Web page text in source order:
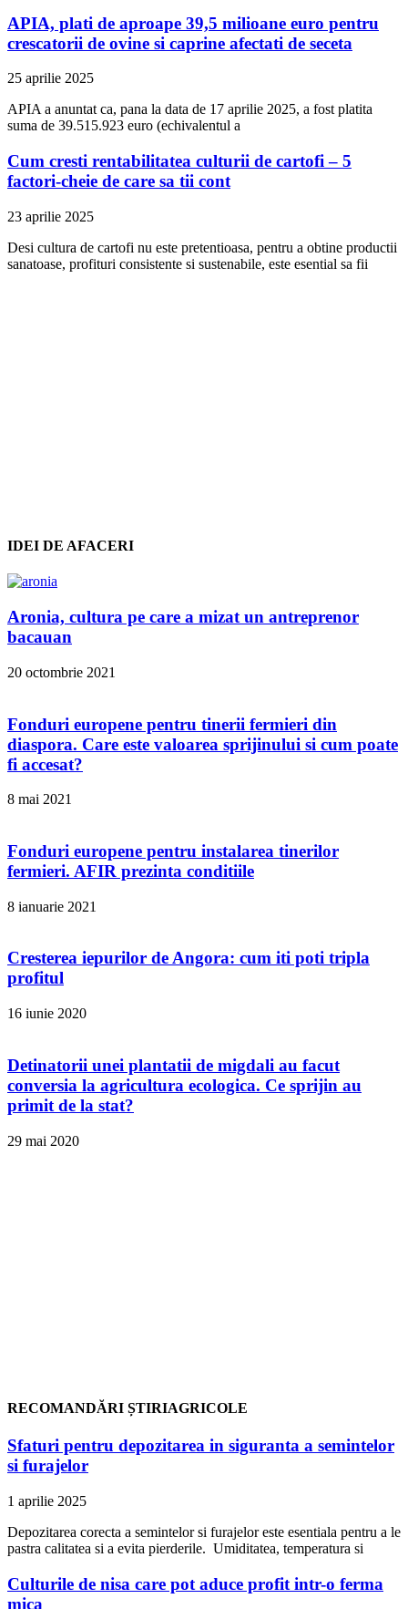
APIA, plati de aproape 39,5 milioane euro pentru
crescatorii de ovine si caprine afectati de seceta
25 aprilie 2025
APIA a anuntat ca, pana la data de 17 aprilie 2025, a fost platita
suma de 39.515.923 euro (echivalentul a
Cum cresti rentabilitatea culturii de cartofi – 5
factori-cheie de care sa tii cont
23 aprilie 2025
Desi cultura de cartofi nu este pretentioasa, pentru a obtine productii
sanatoase, profituri consistente si sustenabile, este esential sa fii
IDEI DE AFACERI
Aronia, cultura pe care a mizat un antreprenor
bacauan
20 octombrie 2021
Fonduri europene pentru tinerii fermieri din
diaspora. Care este valoarea sprijinului si cum poate
fi accesat?
8 mai 2021
Fonduri europene pentru instalarea tinerilor
fermieri. AFIR prezinta conditiile
8 ianuarie 2021
Cresterea iepurilor de Angora: cum iti poti tripla
profitul
16 iunie 2020
Detinatorii unei plantatii de migdali au facut
conversia la agricultura ecologica. Ce sprijin au
primit de la stat?
29 mai 2020
RECOMANDĂRI ȘTIRIAGRICOLE
Sfaturi pentru depozitarea in siguranta a semintelor
si furajelor
1 aprilie 2025
Depozitarea corecta a semintelor si furajelor este esentiala pentru a le
pastra calitatea si a evita pierderile. Umiditatea, temperatura si
Culturile de nisa care pot aduce profit intr-o ferma
mica